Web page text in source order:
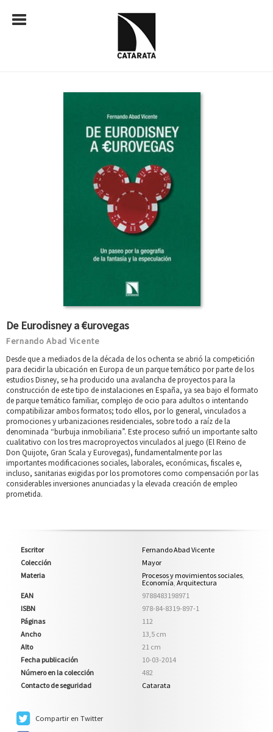
De Eurodisney a €urovegas
Fernando Abad Vicente
Desde que a mediados de la década de los ochenta se abrió la competición
para decidir la ubicación en Europa de un parque temático por parte de los
estudios Disney, se ha producido una avalancha de proyectos para la
construcción de este tipo de instalaciones en España, ya sea bajo el formato
de parque temático familiar, complejo de ocio para adultos o intentando
compatibilizar ambos formatos; todo ellos, por lo general, vinculados a
promociones y urbanizaciones residenciales, sobre todo a raíz de la
denominada “burbuja inmobiliaria”. Este proceso sufrió un importante salto
cualitativo con los tres macroproyectos vinculados al juego (El Reino de
Don Quijote, Gran Scala y Eurovegas), fundamentalmente por las
importantes modificaciones sociales, laborales, económicas, fiscales e,
incluso, sanitarias exigidas por los promotores como compensación por las
considerables inversiones anunciadas y la elevada creación de empleo
prometida.
Escritor
Fernando Abad Vicente
Colección
Mayor
Materia
Procesos y movimientos sociales,
Economía Arquitectura
EAN
9788483198971
ISBN
978-84-8319-897-1
Páginas
112
Ancho
13,5 cm
Alto
21 cm
Fecha publicación
10-03-2014
Número en la colección
482
Contacto de seguridad
Catarata
Compartir en Twitter